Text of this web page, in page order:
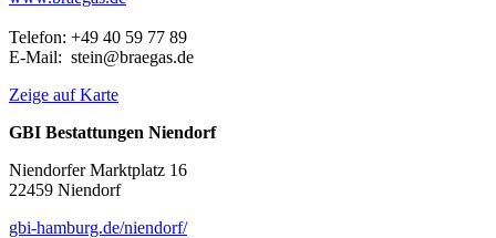
Telefon: +49 40 59 77 89
E-Mail: stein@braegas.de
Zeige auf Karte
GBI Bestattungen Niendorf
Niendorfer Marktplatz 16
22459 Niendorf
gbi-hamburg.de/niendorf/